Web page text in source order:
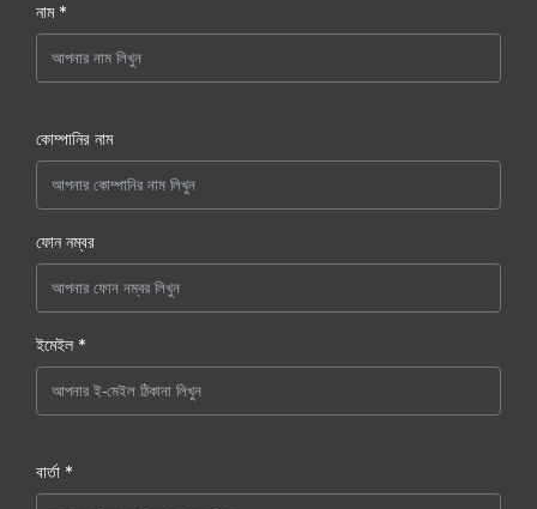
নাম *
কোম্পানির নাম
ফোন নম্বর
ইমেইল *
বার্তা *